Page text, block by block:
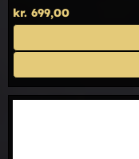
kr. 699,00